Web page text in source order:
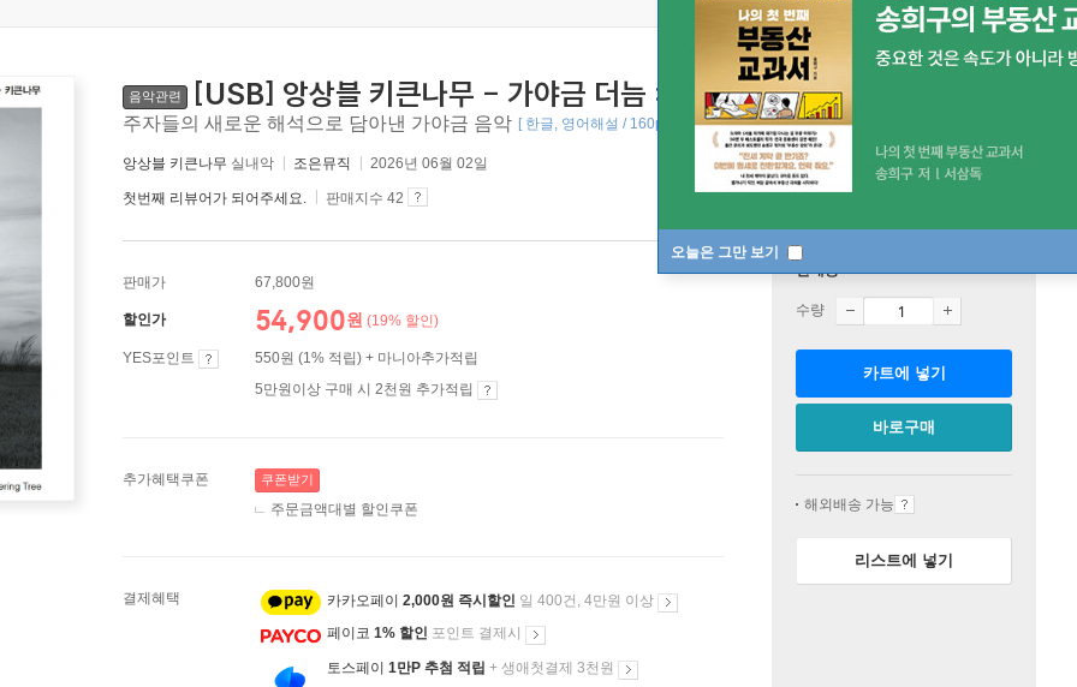
오늘은 그만 보기
음악관련 [USB] 앙상블 키큰나무 - 가야금 더늠 : 전통과 현대적 해석
주자들의 새로운 해석으로 담아낸 가야금 음악 [ 한글, 영어해설 / 160p 악보집 ]
앙상블 키큰나무 실내악 조은뮤직 2026년 06월 02일
첫번째 리뷰어가 되어주세요. 판매지수 42
판매가 67,800원
할인가 54,900원 (19% 할인)
YES포인트
550원 (1% 적립) + 마니아추가적립
5만원이상 구매 시 2천원 추가적립
추가혜택쿠폰 쿠폰받기
주문금액대별 할인쿠폰
결제혜택 카카오페이 2,000원 즉시할인 일 400건, 4만원 이상
페이코 1% 할인 포인트 결제시
토스페이 1만P 추첨 적립 + 생애첫결제 3천원
판매중
수량
카트에 넣기
바로구매
해외배송 가능
리스트에 넣기